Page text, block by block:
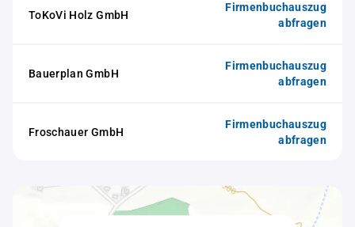
ToKoVi Holz GmbH
Firmenbuchauszug
abfragen
Bauerplan GmbH
Firmenbuchauszug
abfragen
Froschauer GmbH
Firmenbuchauszug
abfragen